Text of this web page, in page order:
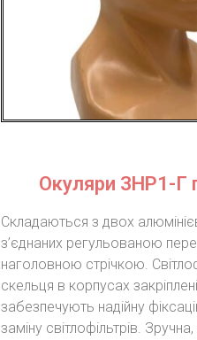
Окуляри ЗНР1-Г
Складаються з двох
з’єднаних регульованою
наголовною стрічкою.
скельця в корпусах
забезпечують надійну
заміну світлофільтрів.